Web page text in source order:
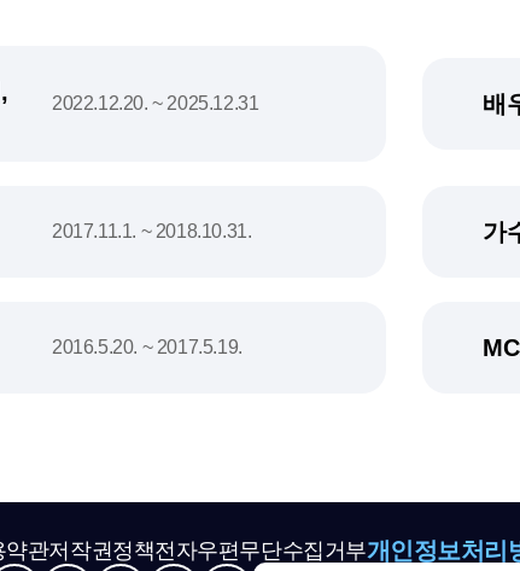
2022.12.20. ~ 2025.12.31 배
2017.11.1. ~ 2018.10.31. 가
2016.5.20. ~ 2017.5.19.
약관저작권정책전자우편무단수집거부개인정보처리